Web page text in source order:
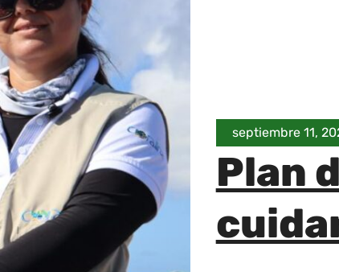
septiembre 11,
Plan